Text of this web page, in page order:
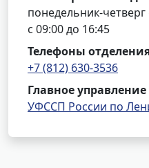
понедельник-
с 09:00 до 16:45
Телефоны
+7 (812) 630-3536
Главное управление
УФССП России по